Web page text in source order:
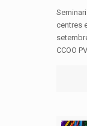
centres
CCOO